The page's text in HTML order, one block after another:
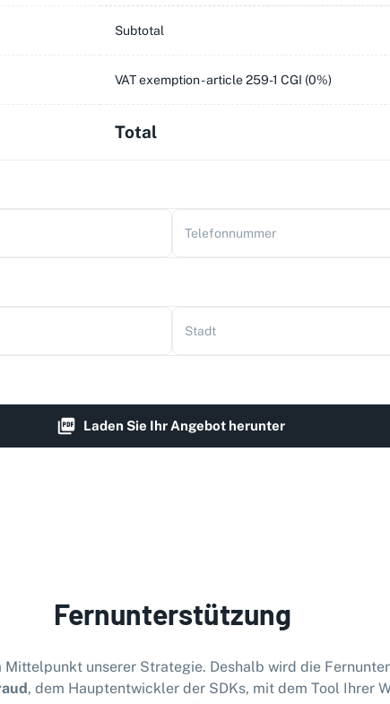
Subtotal
VAT exemption - article 259-1 CGI (0%)
Total
Telefonnummer
Stadt
Laden Sie Ihr Angebot herunter
Fernunterstützung
unserer Strategie. Deshalb wird die
, dem Hauptentwickler der SDKs, mit dem Tool Ihrer